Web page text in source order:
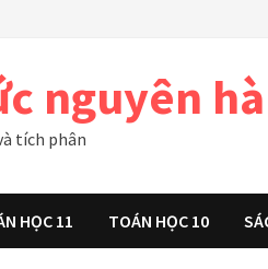
nguyên
tích phân
HỌC 11 TOÁN HỌC 10